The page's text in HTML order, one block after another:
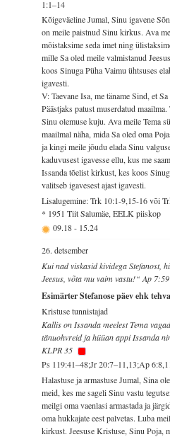
1:1–14
Kõigeväeline Jumal, Sinu igavene
on meile paistnud Sinu kirkus. Ava
mõistaksime seda imet ning
mille Sa oled meile valmistanud
koos Sinuga Püha Vaimu ühtsuses
igavesti.
V: Taevane Isa, me täname Sind, et
Päästjaks patust muserdatud
Sinu olemuse kuju. Ava meile Tema
maailmal näha, mida Sa oled oma
ja kingi meile jõudu elada Sinu
kaduvusest igavesse ellu, kus me
Issanda tõelist kirkust, kes koos
valitseb igavesest ajast igavesti.
Lisalugemine: Trk 10:1-9,15-16 või
* 1951 Tiit Salumäe, EELK piiskop
09.18- 15.24
26. detsember
Kui nad viskasid kividega Stefanost,
Jeesus, võta mu vaim vastu!“ Ap 7:59
Esimärter Stefanose päev ehk
Kristuse tunnistajad
Kallis on Issanda meelest Tema
tänuohvreid ja hüüan appi Issanda
KLPR 35
Ps 119:41–48;Jr 20:7–11,13;Ap
Halastuse ja armastuse Jumal, Sina
meid, kes me sageli Sinu vastu
meilgi oma vaenlasi armastada ja
oma hukkajate eest palvetas. Luba
kirkust. Jeesuse Kristuse, Sinu Poja,